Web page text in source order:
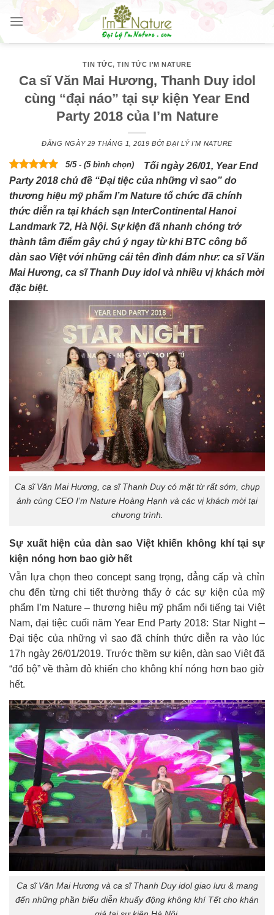
Skip
content
TIN TỨC,TIN TỨC I'M NATURE
Ca sĩ Văn Mai Hương, Thanh Duy idol
cùng “đại náo” tại sự kiện Year End
Party 2018 của I’m Nature
ĐĂNG NGÀY 29 THÁNG 1, 2019 BỞIĐẠI LÝ I'M NATURE
5/5 - (5 bình chọn)
Tối ngày 26/01, Year End
Party 2018 chủ đề “Đại tiệc của những vì sao” do
thương hiệu mỹ phẩm I’m Nature tổ chức đã chính
thức diễn ra tại khách sạn InterContinental Hanoi
Landmark 72, Hà Nội. Sự kiện đã nhanh chóng trở
thành tâm điểm gây chú ý ngay từ khi BTC công bố
dàn sao Việt với những cái tên đình đám như: ca sĩ Văn
Mai Hương, ca sĩ Thanh Duy idol và nhiều vị khách mời
đặc biệt.
Ca sĩ Văn Mai Hương, ca sĩ Thanh Duy có mặt từ rất sớm, chụp
ảnh cùng CEO I’m Nature Hoàng Hạnh và các vị khách mời tại
chương trình.
Sự xuất hiện của dàn sao Việt khiến không khí tại sự
kiện nóng hơn bao giờ hết
Vẫn lựa chọn theo concept sang trọng, đẳng cấp và chỉn
chu đến từng chi tiết thường thấy ở các sự kiện của mỹ
phẩm I’m Nature – thương hiệu mỹ phẩm nổi tiếng tại Việt
Nam, đại tiệc cuối năm Year End Party 2018: Star Night –
Đại tiệc của những vì sao đã chính thức diễn ra vào lúc
17h ngày 26/01/2019. Trước thềm sự kiện, dàn sao Việt đã
“đổ bộ” về thảm đỏ khiến cho không khí nóng hơn bao giờ
hết.
Ca sĩ Văn Mai Hương và ca sĩ Thanh Duy idol giao lưu & mang
đến những phần biểu diễn khuấy động không khí Tết cho khán